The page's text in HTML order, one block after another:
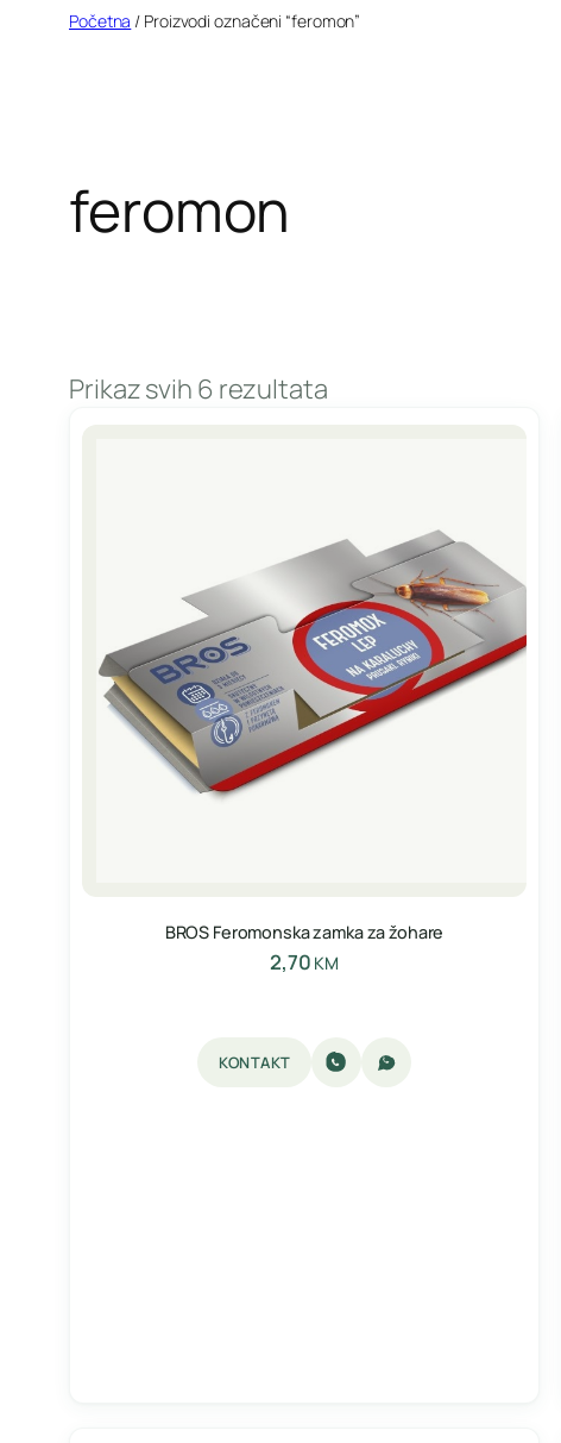
Početna / Proizvodi označeni “feromon”
feromon
Prikaz svih 6 rezultata
BROS Feromonska zamka za žohare
2,70 KM
KONTAKT